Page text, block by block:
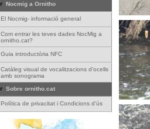
Nocmig a Ornitho
El Nocmig- informació general
Com entrar les teves dades NocMig a
ornitho.cat?
Guia introductòria NFC
Catàleg visual de vocalitzacions d'ocells
amb sonograma
Sobre ornitho.cat
Política de privacitat i Condicions d'ús